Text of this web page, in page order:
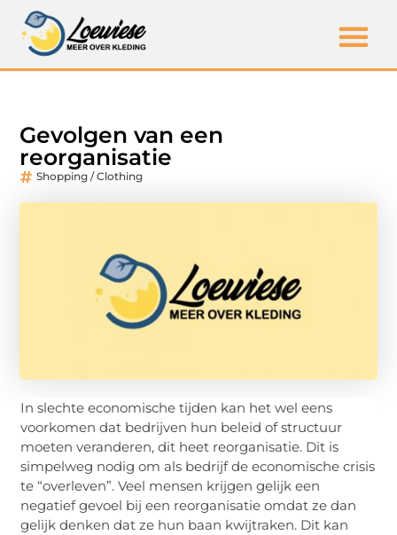
Gevolgen van een
reorganisatie
Shopping / Clothing
In slechte economische tijden kan het wel eens
voorkomen dat bedrijven hun beleid of structuur
moeten veranderen, dit heet reorganisatie. Dit is
simpelweg nodig om als bedrijf de economische crisis
te “overleven”. Veel mensen krijgen gelijk een
negatief gevoel bij een reorganisatie omdat ze dan
gelijk denken dat ze hun baan kwijtraken. Dit kan